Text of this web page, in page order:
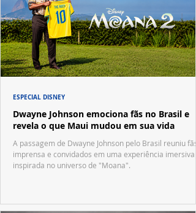
Dwayne Johnson emociona fãs no Brasil e
revela o que Maui mudou em sua vida
A passagem de Dwayne Johnson pelo Brasil reuniu fãs,
imprensa e convidados em uma experiência imersiva
inspirada no universo de "Moana".
ESPECIAL DISNEY